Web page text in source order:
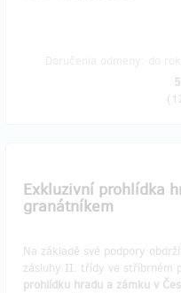
(
Exkluzivní prohlídka
granátníkem
Na základě své podpory
zásluhy II. třídy ve stříbrném
prohlídku hradu a zámku v